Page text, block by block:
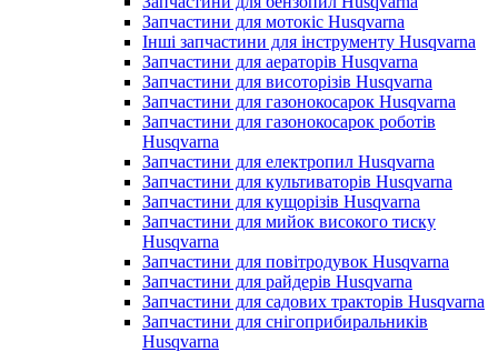
Запчастини для мотокіс Husqvarna
Інші запчастини для інструменту Husqvarna
Запчастини для аераторів Husqvarna
Запчастини для висоторізів Husqvarna
Запчастини для газонокосарок Husqvarna
Запчастини для газонокосарок роботів
Husqvarna
Запчастини для електропил Husqvarna
Запчастини для культиваторів Husqvarna
Запчастини для кущорізів Husqvarna
Запчастини для мийок високого тиску
Husqvarna
Запчастини для повітродувок Husqvarna
Запчастини для райдерів Husqvarna
Запчастини для садових тракторів Husqvarna
Запчастини для снігоприбиральників
Husqvarna